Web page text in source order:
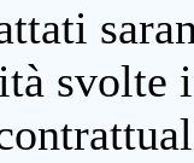
svolte